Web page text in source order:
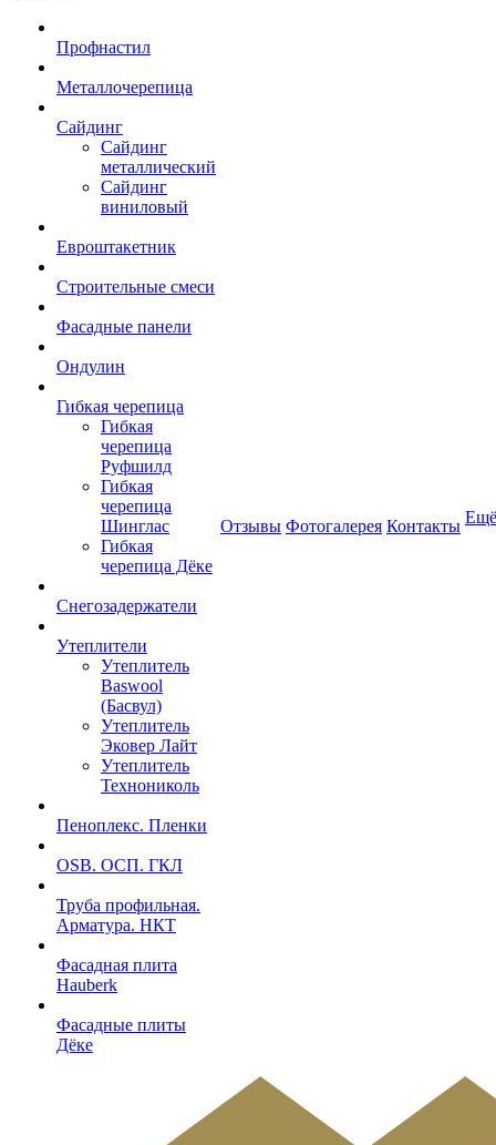
Профнастил
Металлочерепица
Сайдинг
Сайдинг
металлический
Сайдинг
виниловый
Евроштакетник
Строительные смеси
Фасадные панели
Ондулин
Гибкая черепица
Гибкая
черепица
Руфшилд
Гибкая
черепица
Шинглас
Гибкая
черепица Дёке
Снегозадержатели
Утеплители
Утеплитель
Baswool
(Басвул)
Утеплитель
Эковер Лайт
Утеплитель
Технониколь
Пеноплекс. Пленки
OSB. ОСП. ГКЛ
Труба профильная.
Арматура. НКТ
Фасадная плита
Hauberk
Фасадные плиты
Дёке
Отзывы Фотогалерея Контакты Ещё